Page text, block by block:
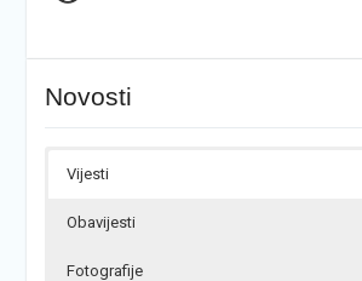
Novosti
Vijesti
Obavijesti
Fotografije